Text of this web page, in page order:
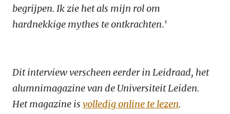
begrijpen. Ik zie het als mijn rol om
hardnekkige mythes te ontkrachten.'
Dit interview verscheen eerder in Leidraad, het
alumnimagazine van de Universiteit Leiden.
Het magazine is volledig online te lezen.